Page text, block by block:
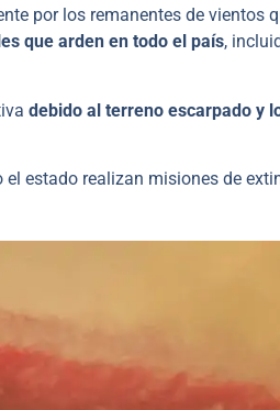
por los remanentes de vientos
que arden en todo el país,
debido al terreno escarpado y
estado realizan misiones de